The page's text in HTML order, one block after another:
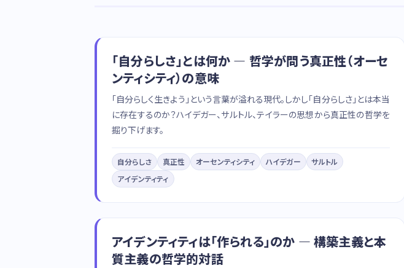
「自分らしさ」とは何か — 哲学が問う真正性（オーセ
ンティシティ）の意味
「自分らしく生きよう」という言葉が溢れる現代。しかし「自分らしさ」とは本当
に存在するのか？ハイデガー、サルトル、テイラーの思想から真正性の哲学を
掘り下げます。
自分らしさ 真正性 オーセンティシティ ハイデガー
サルトル
アイデンティティ
アイデンティティは「作られる」のか — 構築主義と本
質主義の哲学的対話